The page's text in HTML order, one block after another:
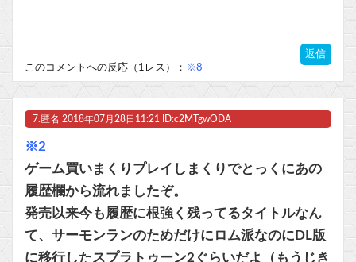
返信
このコメントへの反応（1レス）： ※8
7. 匿名 2018年07月28日11:21 ID:c2MTgwODA
※2
ゲーム買いまくりプレイしまくりでとっくにあの
履歴欄から流れましたぞ。
発売以来今も履歴に根強く残ってるタイトルなん
て、サーモンランのためだけにロム派なのにDL版
に移行したスプラトゥーン2ぐらいだよ（もうじき